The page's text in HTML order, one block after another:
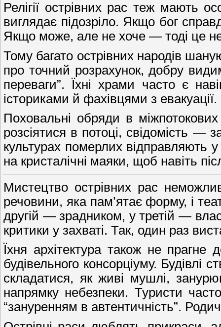
Релігії острівних рас теж мають
виглядає підозріло. Якщо бог
Якщо може, але не хоче — тоді це
Тому багато острівних народів
про точний розрахунок, добру
переваги”. Їхні храми часто є
істориками й фахівцями з
Поховальні обряди в
розсіятися в потоці, свідомість —
культурах померлих відправляють
на кристалічні маяки, щоб навіть
Мистецтво острівних рас
речовини, яка пам’ятає форму, і
другій — зрадником, у третій —
критики у захваті. Так, один раз
Їхня архітектура також не
будівельного консорціуму.
складатися, як живі мушлі,
напрямку небезпеки. Туристи
“зануренням в автентичність”.